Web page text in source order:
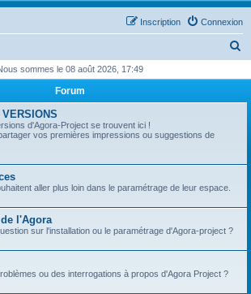
Connexion
Inscription
h
c
sommes le 08 août 2026, 17:49
Forum
d'Agora-Project se trouvent ici !
vos premières impressions ou suggestions de
aller plus loin dans le paramétrage de leur espace.
l'Agora
sur l'installation ou le paramétrage d'Agora-project ?
ou des interrogations à propos d'Agora Project ?